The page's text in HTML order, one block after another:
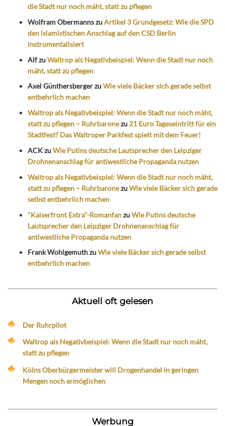
die Stadt nur noch mäht, statt zu pflegen
Wolfram ObermannszuArtikel 3 Grundgesetz: Wie die SPD
den islamistischen Anschlag auf den CSD Berlin
instrumentalisiert
AlfzuWaltrop als Negativbeispiel: Wenn die Stadt nur noch
mäht, statt zu pflegen
Axel GünthersbergerzuWie viele Bäcker sich gerade selbst
entbehrlich machen
Waltrop als Negativbeispiel: Wenn die Stadt nur noch mäht,
statt zu pflegen – Ruhrbaronezu 21 Euro Tageseintritt für ein
Stadtfest? Das Waltroper Parkfest spielt mit dem Feuer!
ACKzuWie Putins deutsche Lautsprecher den Leipziger
Drohnenanschlag für antiwestliche Propaganda nutzen
Waltrop als Negativbeispiel: Wenn die Stadt nur noch mäht,
statt zu pflegen – RuhrbaronezuWie viele Bäcker sich gerade
selbst entbehrlich machen
"Kaiserfront Extra"-RomanfanzuWie Putins deutsche
Lautsprecher den Leipziger Drohnenanschlag für
antiwestliche Propaganda nutzen
Frank WohlgemuthzuWie viele Bäcker sich gerade selbst
entbehrlich machen
Aktuell oft gelesen
Der Ruhrpilot
Waltrop als Negativbeispiel: Wenn die Stadt nur noch mäht,
statt zu pflegen
Kölns Oberbürgermeister will Drogenhandel in geringen
Mengen noch ermöglichen
Werbung